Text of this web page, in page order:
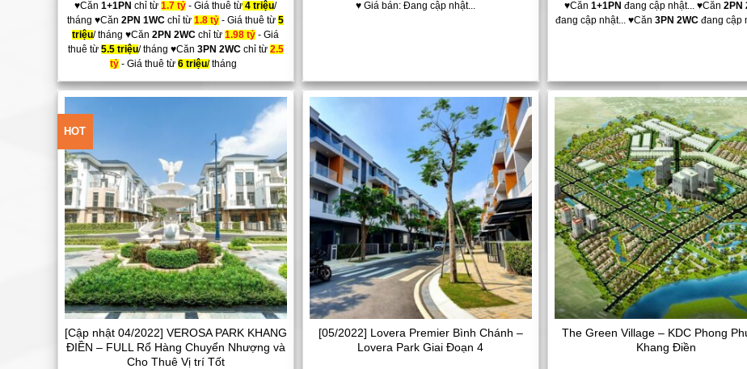
♥Căn1+1PN chỉ từ1.7 tỷ - Giá thuê từ 4 triệu/
tháng ♥Căn2PN 1WC chỉ từ1.8 tỷ - Giá thuê từ5
triệu/ tháng ♥Căn2PN 2WC chỉ từ1.98 tỷ - Giá
thuê từ 5.5 triệu/ tháng ♥Căn 3PN 2WCchỉ từ 2.5
tỷ- Giá thuê từ 6 triệu/tháng
♥ Giá bán: Đang cập nhật... ♥Căn1+1PN đang cập nhật... ♥Căn2PN
đang cập nhật... ♥Căn3PN 2WC đang cập
HOT
Add to
Wishlist
[Cập nhật 04/2022] VEROSA PARK KHANG
ĐIỀN – FULL Rổ Hàng Chuyển Nhượng và
Cho Thuê Vị trí Tốt
Add to
Wishlist
[05/2022] Lovera Premier Bình Chánh –
Lovera Park Giai Đoạn 4
The Green Village – KDC Phong
Khang Điền